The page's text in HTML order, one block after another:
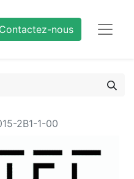
Contactez-nous
2B1-1-00